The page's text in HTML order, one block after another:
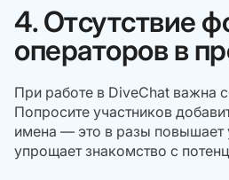
4. Отсутствие
операторов в
При работе в DiveChat важна
Попросите участников
имена — это в разы повышает
упрощает знакомство с